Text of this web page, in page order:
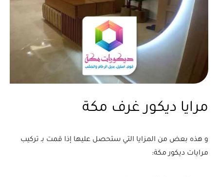
مرايا ديكور غرف مكة
و هذه بعض من المزايا التي ستحصل عليها إذا قمت بـ تركيب
مرايات ديكور مكة: